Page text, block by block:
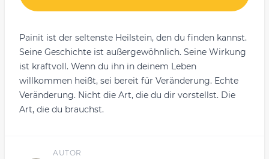
Painit ist der seltenste Heilstein, den du finden kannst.
Seine Geschichte ist außergewöhnlich. Seine Wirkung
ist kraftvoll. Wenn du ihn in deinem Leben
willkommen heißt, sei bereit für Veränderung. Echte
Veränderung. Nicht die Art, die du dir vorstellst. Die
Art, die du brauchst.
AUTOR